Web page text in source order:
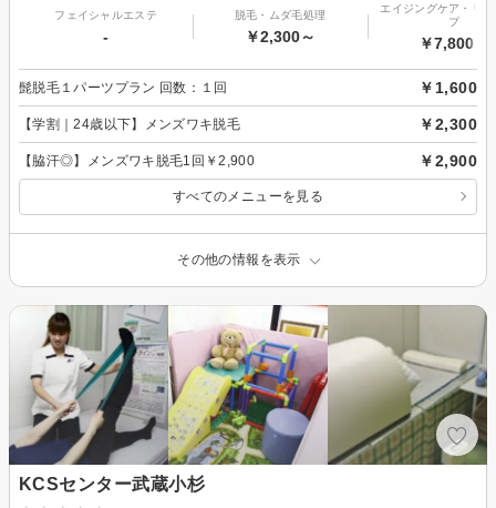
フェイシャルエステ
-
脱毛・ムダ毛処理
￥2,300～
エイジングケア・リ
プ
￥7,800～
髭脱毛１パーツプラン 回数：１回 ￥1,600
【学割｜24歳以下】メンズワキ脱毛 ￥2,300
【脇汗◎】メンズワキ脱毛1回￥2,900 ￥2,900
すべてのメニューを見る
その他の情報を表示
KCSセンター武蔵小杉